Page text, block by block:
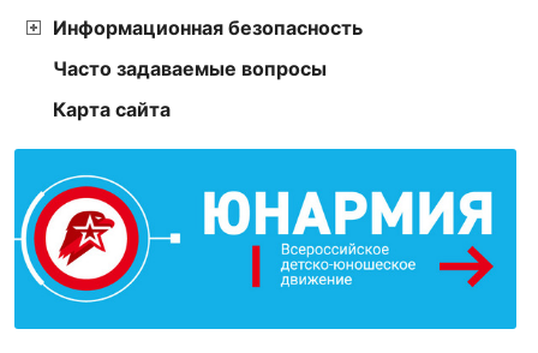
Информационная безопасность
Часто задаваемые вопросы
Карта сайта